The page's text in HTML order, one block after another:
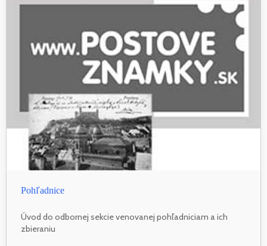
Pohľadnice
Úvod do odbornej sekcie venovanej pohľadniciam a ich
zbieraniu